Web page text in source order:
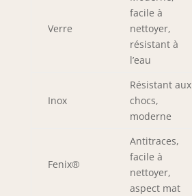
Verre
facile à
nettoyer,
résistant à
l’eau
Inox
Résistant aux
chocs,
moderne
Fenix®
Antitraces,
facile à
nettoyer,
aspect mat